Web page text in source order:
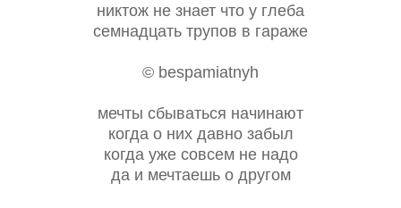
никтож не знает что у глеба
семнадцать трупов в гараже
© bespamiatnyh
мечты сбываться начинают
когда о них давно забыл
когда уже совсем не надо
да и мечтаешь о другом